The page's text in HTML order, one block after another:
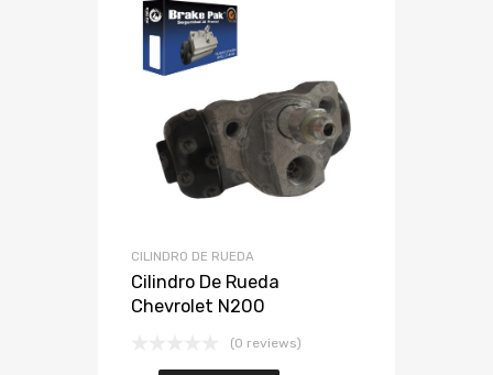
CILINDRO DE RUEDA
Cilindro De Rueda
Chevrolet N200
(0 reviews)